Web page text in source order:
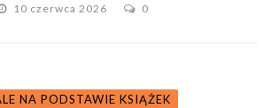
10 czerwca 2026
0
NA PODSTAWIE KSIĄŻEK